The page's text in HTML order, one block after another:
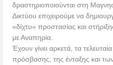
δραστηριοποιούνται στη
Δικτύου επιχειρούμε να
«δίχτυ» προστασίας και
με Αναπηρία.
Έχουν γίνει αρκετά, τα
πρόσβασης, της ένταξης και